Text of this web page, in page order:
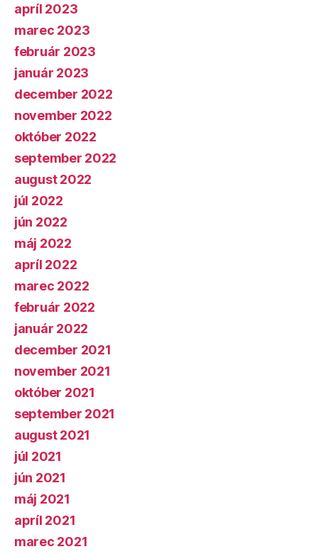
apríl 2023
marec 2023
február 2023
január 2023
december 2022
november 2022
október 2022
september 2022
august 2022
júl 2022
jún 2022
máj 2022
apríl 2022
marec 2022
február 2022
január 2022
december 2021
november 2021
október 2021
september 2021
august 2021
júl 2021
jún 2021
máj 2021
apríl 2021
marec 2021